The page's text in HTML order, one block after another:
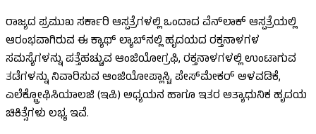
ರಾಜ್ಯದ ಪ್ರಮುಖ ಸರ್ಕಾರಿ ಆಸ್ಪತ್ರೆಗಳಲ್ಲಿ ಒಂದಾದ ವೆನ್‌ಲಾಕ್ ಆಸ್ಪತ್ರೆಯಲ್ಲಿ
ಆರಂಭವಾಗಿರುವ ಈ ಕ್ಯಾಥ್ ಲ್ಯಾಬ್‌ನಲ್ಲಿ ಹೃದಯದ ರಕ್ತನಾಳಗಳ
ಸಮಸ್ಯೆಗಳನ್ನು ಪತ್ತೆಹಚ್ಚುವ ಆಂಜಿಯೋಗ್ರಫಿ, ರಕ್ತನಾಳಗಳಲ್ಲಿ ಉಂಟಾಗುವ
ತಡೆಗಳನ್ನು ನಿವಾರಿಸುವ ಆಂಜಿಯೋಪ್ಲಾಸ್ಟಿ, ಪೇಸ್‌ಮೇಕರ್ ಅಳವಡಿಕೆ,
ಎಲೆಕ್ಟ್ರೋಫಿಸಿಯಾಲಜಿ (ಇಪಿ) ಅಧ್ಯಯನ ಹಾಗೂ ಇತರ ಅತ್ಯಾಧುನಿಕ ಹೃದಯ
ಚಿಕಿತ್ಸೆಗಳು ಲಭ್ಯ ಇವೆ.